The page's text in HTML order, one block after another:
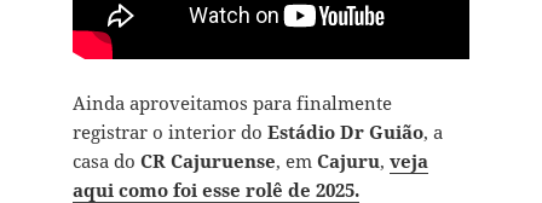
Ainda aproveitamos para finalmente
registrar o interior do Estádio Dr Guião, a
casa do CR Cajuruense, em Cajuru, veja
aqui como foi esse rolê de 2025.